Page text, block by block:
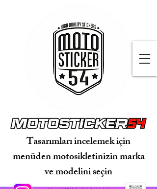
Tasarımları incelemek için
menüden motosikletinizin marka
ve modelini seçin